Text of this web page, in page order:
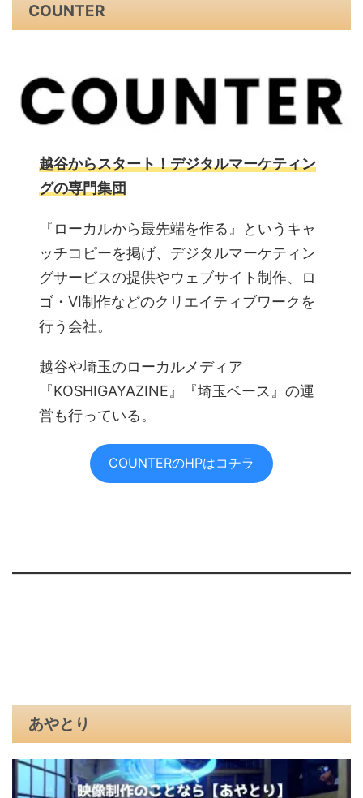
COUNTER
越谷からスタート！デジタルマーケティン
グの専門集団
『ローカルから最先端を作る』というキャ
ッチコピーを掲げ、デジタルマーケティン
グサービスの提供やウェブサイト制作、ロ
ゴ・VI制作などのクリエイティブワークを
行う会社。
越谷や埼玉のローカルメディア
『KOSHIGAYAZINE』『埼玉ベース』の運
営も行っている。
COUNTERのHPはコチラ
あやとり